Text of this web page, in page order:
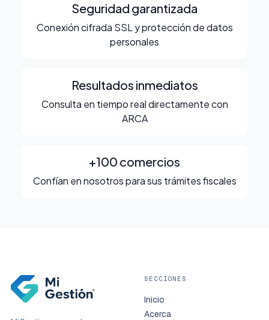
Seguridad garantizada
Conexión cifrada SSL y protección de datos
personales
Resultados inmediatos
Consulta en tiempo real directamente con
ARCA
+100 comercios
Confían en nosotros para sus trámites fiscales
SECCIONES
Inicio
Acerca